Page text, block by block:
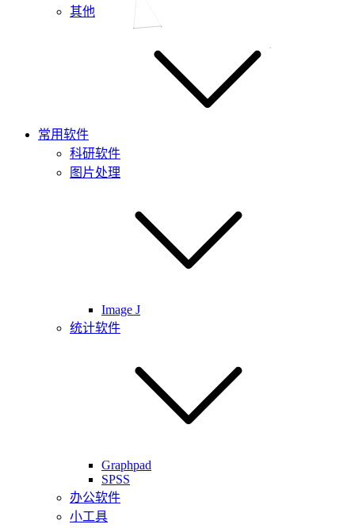
其他
常用软件
科研软件
图片处理
Image J
统计软件
Graphpad
SPSS
办公软件
小工具